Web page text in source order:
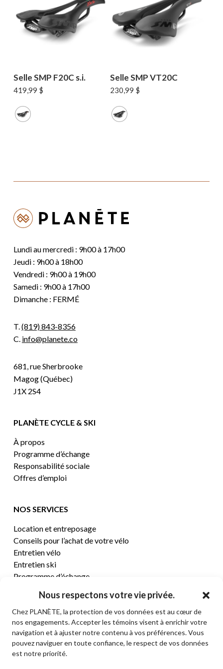
Nous respectons votre vie privée.
Chez PLANÈTE, la protection de vos données est au cœur de
nos engagements. Accepter les témoins visent à enrichir votre
navigation et à ajuster notre contenu à vos préférences. Vous
pouvez naviguer en toute confiance, le respect de vos données
est notre priorité.
Selle SMP F20C s.i.
419,99 $
Selle SMP VT20C
230,99 $
Lundi au mercredi : 9h00 à 17h00
Jeudi : 9h00 à 18h00
Vendredi : 9h00 à 19h00
Samedi : 9h00 à 17h00
Dimanche : FERMÉ
T.(819) 843-8356
C. info@planete.co
681, rue Sherbrooke
Magog (Québec)
J1X 2S4
PLANÈTE CYCLE & SKI
À propos
Programme d’échange
Responsabilité sociale
Offres d’emploi
NOS SERVICES
Location et entreposage
Conseils pour l’achat de votre vélo
Entretien vélo
Entretien ski
Programme d’échange
CENTRE D’AIDE
Termes et conditions de vente
Retours et remboursements
Politique de confidentialité